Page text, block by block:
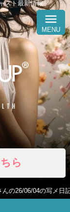
スト最新情報
menu
MENU
ら
の26/06/04の写メ日